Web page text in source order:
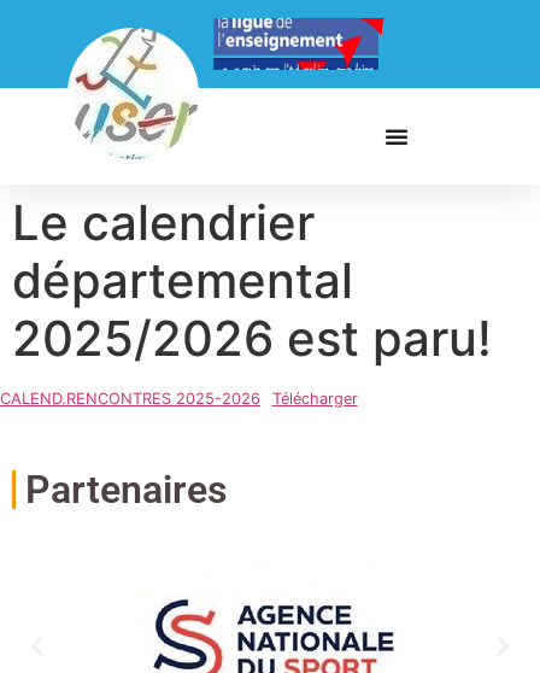
Le calendrier
départemental
2025/2026 est paru!
CALEND.RENCONTRES 2025-2026 Télécharger
Partenaires